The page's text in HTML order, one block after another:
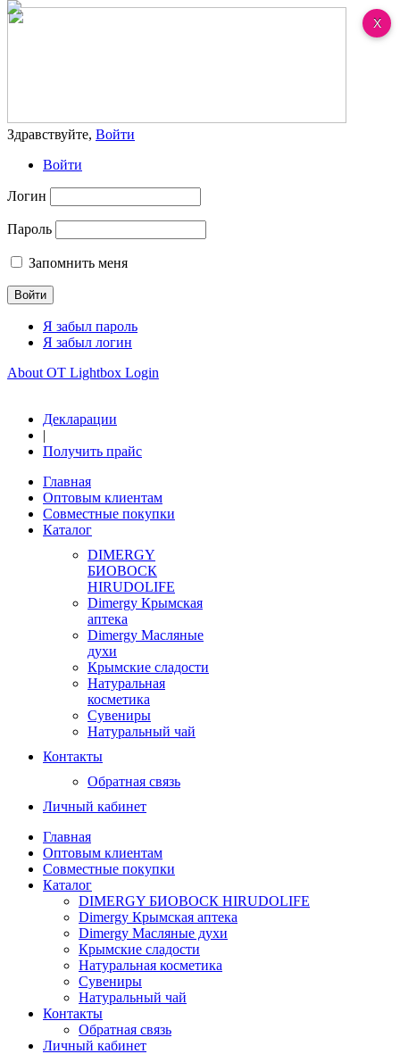
Здравствуйте, Войти
Войти
Логин
Пароль
Запомнить меня
Я забыл пароль
Я забыл логин
About OT Lightbox Login
Декларации
|
Получить прайс
Главная
Оптовым клиентам
Совместные покупки
Каталог
DIMERGY
БИОВОСК
HIRUDOLIFE
Dimergy Крымская
аптека
Dimergy Масляные
духи
Крымские сладости
Натуральная
косметика
Сувениры
Натуральный чай
Контакты
Обратная связь
Личный кабинет
Главная
Оптовым клиентам
Совместные покупки
Каталог
DIMERGY БИОВОСК HIRUDOLIFE
Dimergy Крымская аптека
Dimergy Масляные духи
Крымские сладости
Натуральная косметика
Сувениры
Натуральный чай
Контакты
Обратная связь
Личный кабинет